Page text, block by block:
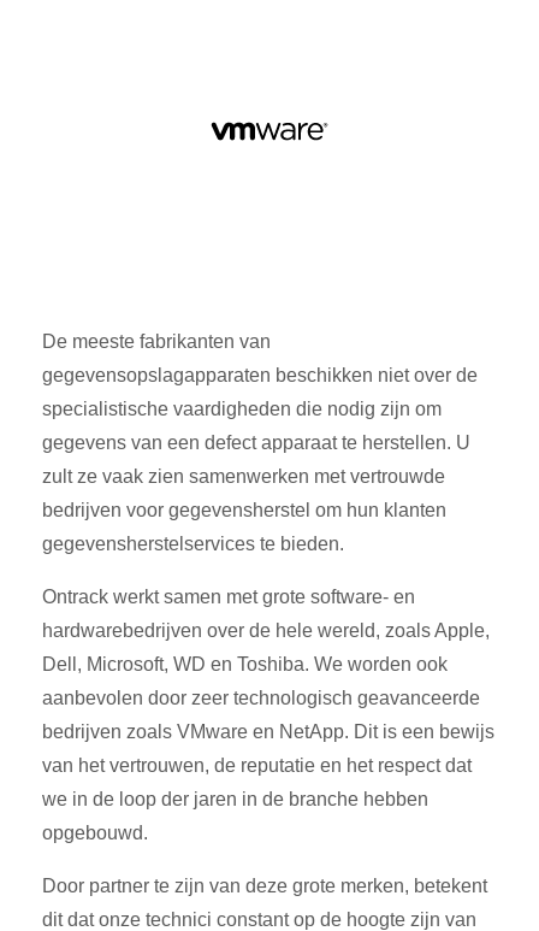
De meeste fabrikanten van
gegevensopslagapparaten beschikken niet over de
specialistische vaardigheden die nodig zijn om
gegevens van een defect apparaat te herstellen. U
zult ze vaak zien samenwerken met vertrouwde
bedrijven voor gegevensherstel om hun klanten
gegevensherstelservices te bieden.
Ontrack werkt samen met grote software- en
hardwarebedrijven over de hele wereld, zoals Apple,
Dell, Microsoft, WD en Toshiba. We worden ook
aanbevolen door zeer technologisch geavanceerde
bedrijven zoals VMware en NetApp. Dit is een bewijs
van het vertrouwen, de reputatie en het respect dat
we in de loop der jaren in de branche hebben
opgebouwd.
Door partner te zijn van deze grote merken, betekent
dit dat onze technici constant op de hoogte zijn van